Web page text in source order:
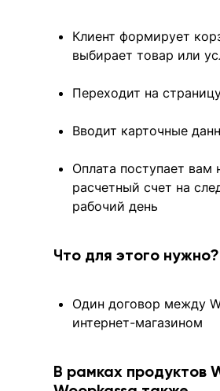
Клиент формирует
выбирает товар или
Переходит на
Вводит карточные
Оплата поступает вам
расчетный счет на
рабочий день
Что для этого нужно?
Один договор между
интернет-магазином
В рамках продуктов